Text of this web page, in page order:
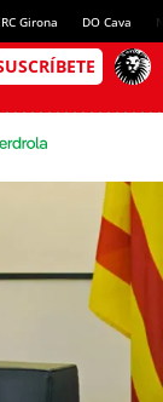
Girona DO Cava